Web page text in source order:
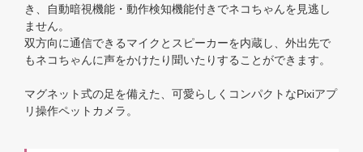
き、自動暗視機能・動作検知機能付きでネコちゃんを見逃し
ません。
双方向に通信できるマイクとスピーカーを内蔵し、外出先で
もネコちゃんに声をかけたり聞いたりすることができます。
マグネット式の足を備えた、可愛らしくコンパクトなPixiアプ
リ操作ペットカメラ。